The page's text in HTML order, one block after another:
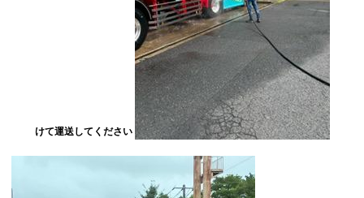
けて運送してください